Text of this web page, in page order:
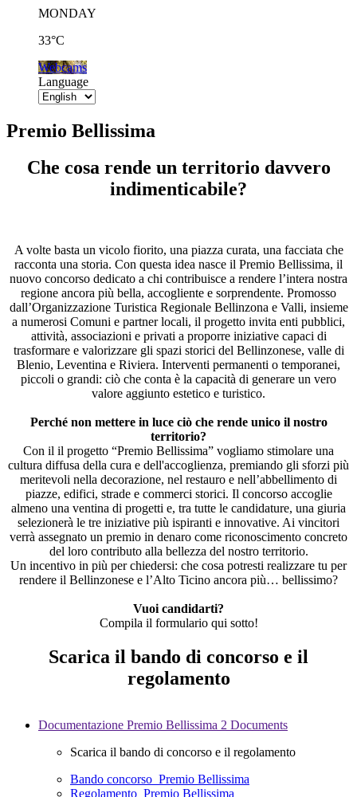
MONDAY
33°C
Webcams
Language
Premio Bellissima
Che cosa rende un territorio davvero
indimenticabile?
A volte basta un vicolo fiorito, una piazza curata, una facciata che
racconta una storia. Con questa idea nasce il Premio Bellissima, il
nuovo concorso dedicato a chi contribuisce a rendere l’intera nostra
regione ancora più bella, accogliente e sorprendente. Promosso
dall’Organizzazione Turistica Regionale Bellinzona e Valli, insieme
a numerosi Comuni e partner locali, il progetto invita enti pubblici,
attività, associazioni e privati a proporre iniziative capaci di
trasformare e valorizzare gli spazi storici del Bellinzonese, valle di
Blenio, Leventina e Riviera. Interventi permanenti o temporanei,
piccoli o grandi: ciò che conta è la capacità di generare un vero
valore aggiunto estetico e turistico.
Perché non mettere in luce ciò che rende unico il nostro
territorio?
Con il il progetto “Premio Bellissima” vogliamo stimolare una
cultura diffusa della cura e dell'accoglienza, premiando gli sforzi più
meritevoli nella decorazione, nel restauro e nell’abbellimento di
piazze, edifici, strade e commerci storici. Il concorso accoglie
almeno una ventina di progetti e, tra tutte le candidature, una giuria
selezionerà le tre iniziative più ispiranti e innovative. Ai vincitori
verrà assegnato un premio in denaro come riconoscimento concreto
del loro contributo alla bellezza del nostro territorio.
Un incentivo in più per chiedersi: che cosa potresti realizzare tu per
rendere il Bellinzonese e l’Alto Ticino ancora più… bellissimo?
Vuoi candidarti?
Compila il formulario qui sotto!
Scarica il bando di concorso e il
regolamento
Documentazione Premio Bellissima 2 Documents
Scarica il bando di concorso e il regolamento
Bando concorso_Premio Bellissima
Regolamento_Premio Bellissima